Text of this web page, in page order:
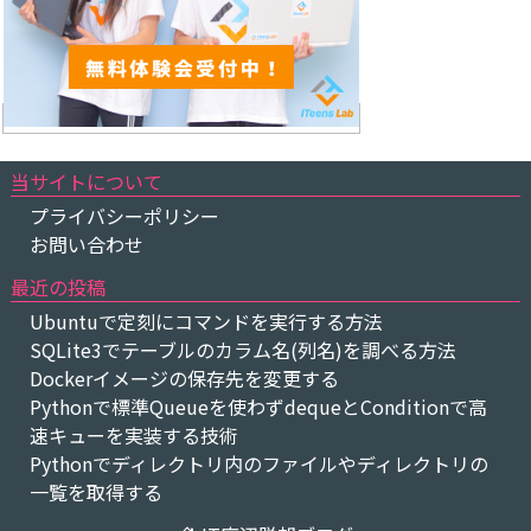
当サイトについて
プライバシーポリシー
お問い合わせ
最近の投稿
Ubuntuで定刻にコマンドを実行する方法
SQLite3でテーブルのカラム名(列名)を調べる方法
Dockerイメージの保存先を変更する
Pythonで標準Queueを使わずdequeとConditionで高
速キューを実装する技術
Pythonでディレクトリ内のファイルやディレクトリの
一覧を取得する